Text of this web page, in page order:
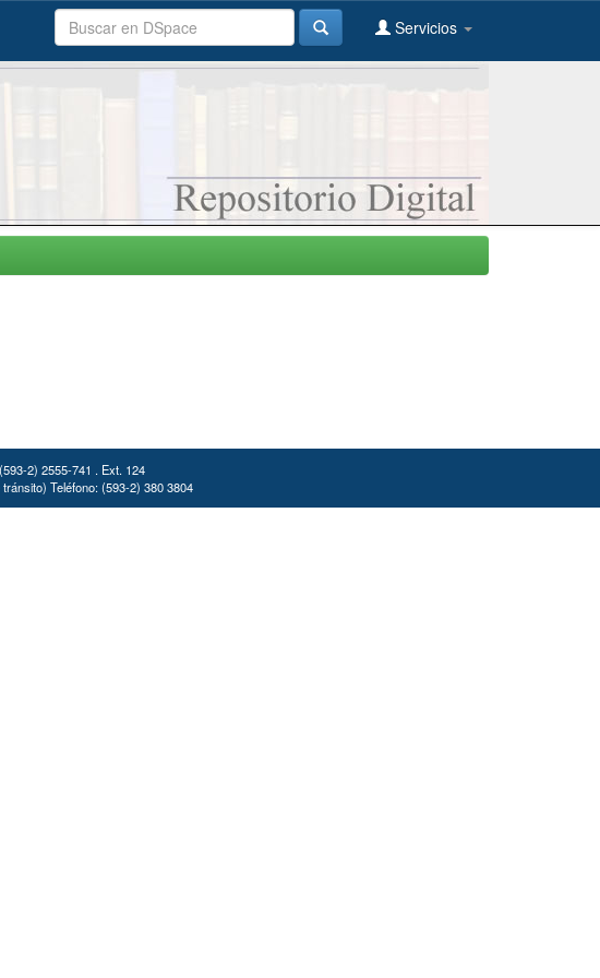
Servicios
2) 2555-741 . Ext. 124
Teléfono: (593-2) 380 3804